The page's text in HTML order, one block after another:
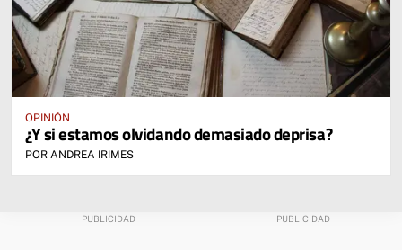
OPINIÓN
¿Y si estamos olvidando demasiado deprisa?
POR ANDREA IRIMES